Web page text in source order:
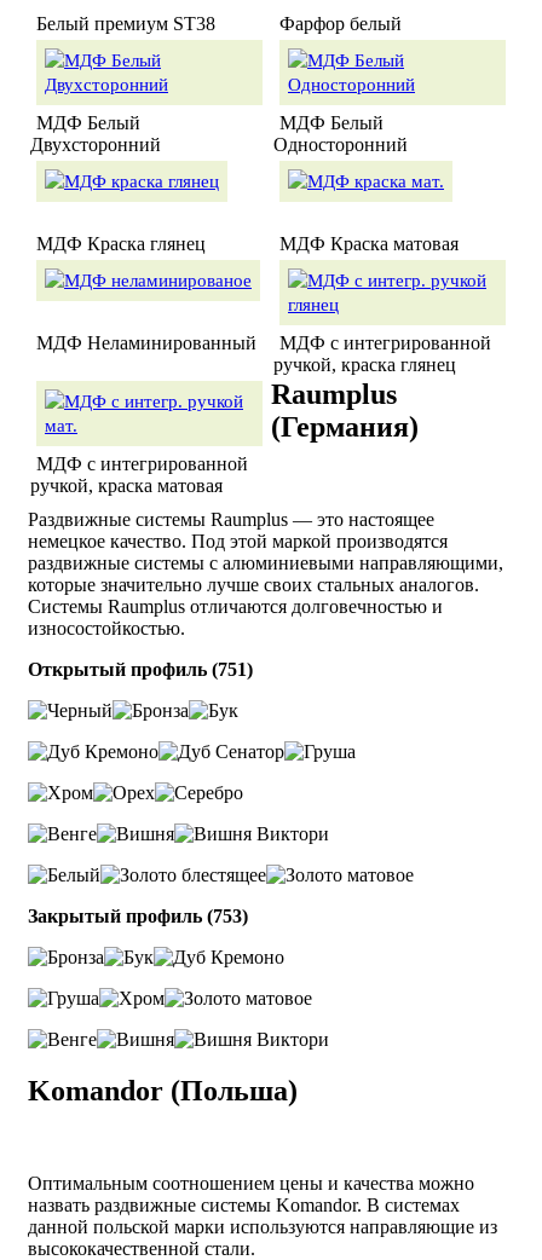
Белый премиум ST38 Фарфор белый
МДФ Белый
Двухсторонний
МДФ Белый
Односторонний
МДФ Краска глянец МДФ Краска матовая
МДФ Неламинированный
МДФ с интегрированной
ручкой, краска глянец
МДФ с интегрированной
ручкой, краска матовая
Raumplus
(Германия)
Раздвижные системы Raumplus — это настоящее
немецкое качество. Под этой маркой производятся
раздвижные системы с алюминиевыми направляющими,
которые значительно лучше своих стальных аналогов.
Системы Raumplus отличаются долговечностью и
износостойкостью.
Открытый профиль (751)
Закрытый профиль (753)
Komandor (Польша)
Оптимальным соотношением цены и качества можно
назвать раздвижные системы Komandor. В системах
данной польской марки используются направляющие из
высококачественной стали.